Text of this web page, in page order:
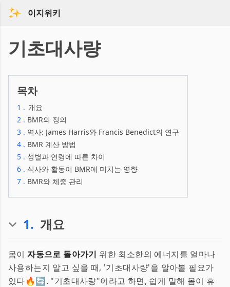
이지위키
기초대사량
목차
1 . 개요
2 . BMR의 정의
3 . 역사: James Harris와 Francis Benedict의 연구
4 . BMR 계산 방법
5 . 성별과 연령에 따른 차이
6 . 식사와 활동이 BMR에 미치는 영향
7 . BMR와 체중 관리
1. 개요
몸이자동으로 돌아가기 위한 최소한의 에너지를 얼마나
사용하는지 알고 싶을 때, '기초대사량'을 알아볼 필요가
있다🔥🔄. "기초대사량"이라고 하면, 쉽게 말해 몸이 휴